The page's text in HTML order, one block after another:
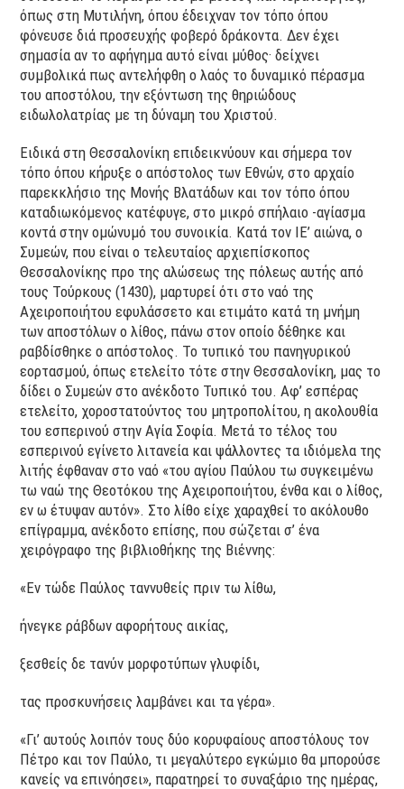
όπως στη Μυτιλήνη, όπου έδειχναν τον τόπο όπου
φόνευσε διά προσευχής φοβερό δράκοντα. Δεν έχει
σημασία αν το αφήγημα αυτό είναι μύθος· δείχνει
συμβολικά πως αντελήφθη ο λαός το δυναμικό πέρασμα
του αποστόλου, την εξόντωση της θηριώδους
ειδωλολατρίας με τη δύναμη του Χριστού.
Ειδικά στη Θεσσαλονίκη επιδεικνύουν και σήμερα τον
τόπο όπου κήρυξε ο απόστολος των Εθνών, στο αρχαίο
παρεκκλήσιο της Μονής Βλατάδων και τον τόπο όπου
καταδιωκόμενος κατέφυγε, στο μικρό σπήλαιο -αγίασμα
κοντά στην ομώνυμό του συνοικία. Κατά τον ΙΕ’ αιώνα, ο
Συμεών, που είναι ο τελευταίος αρχιεπίσκοπος
Θεσσαλονίκης προ της αλώσεως της πόλεως αυτής από
τους Τούρκους (1430), μαρτυρεί ότι στο ναό της
Αχειροποιήτου εφυλάσσετο και ετιμάτο κατά τη μνήμη
των αποστόλων ο λίθος, πάνω στον οποίο δέθηκε και
ραβδίσθηκε ο απόστολος. Το τυπικό του πανηγυρικού
εορτασμού, όπως ετελείτο τότε στην Θεσσαλονίκη, μας το
δίδει ο Συμεών στο ανέκδοτο Τυπικό του. Αφ’ εσπέρας
ετελείτο, χοροστατούντος του μητροπολίτου, η ακολουθία
του εσπερινού στην Αγία Σοφία. Μετά το τέλος του
εσπερινού εγίνετο λιτανεία και ψάλλοντες τα ιδιόμελα της
λιτής έφθαναν στο ναό «του αγίου Παύλου τω συγκειμένω
τω ναώ της Θεοτόκου της Αχειροποιήτου, ένθα και ο λίθος,
εν ω έτυψαν αυτόν». Στο λίθο είχε χαραχθεί το ακόλουθο
επίγραμμα, ανέκδοτο επίσης, που σώζεται σ’ ένα
χειρόγραφο της βιβλιοθήκης της Βιέννης:
«Εν τώδε Παύλος ταννυθείς πριν τω λίθω,
ήνεγκε ράβδων αφορήτους αικίας,
ξεσθείς δε τανύν μορφοτύπων γλυφίδι,
τας προσκυνήσεις λαμβάνει και τα γέρα».
«Γι’ αυτούς λοιπόν τους δύο κορυφαίους αποστόλους τον
Πέτρο και τον Παύλο, τι μεγαλύτερο εγκώμιο θα μπορούσε
κανείς να επινόησει», παρατηρεί το συναξάριο της ημέρας,